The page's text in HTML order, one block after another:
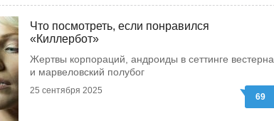
Что посмотреть, если понравился
«Киллербот»
Жертвы корпораций, андроиды в сеттинге вестерна
и марвеловский полубог
25 сентября 2025
69